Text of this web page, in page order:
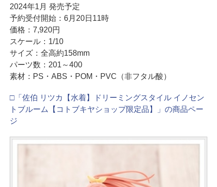
2024年1月 発売予定
予約受付開始：6月20日11時
価格：7,920円
スケール：1/10
サイズ：全高約158mm
パーツ数：201～400
素材：PS・ABS・POM・PVC（非フタル酸）
□「佐伯 リツカ【水着】ドリーミングスタイル イノセン
トブルーム【コトブキヤショップ限定品】」の商品ペー
ジ